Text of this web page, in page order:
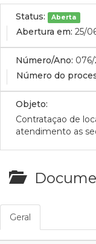
Status: Aberta
Abertura em: 25/
Número/Ano:
Número do
Objeto:
Contrataçao de
atendimento as
Geral